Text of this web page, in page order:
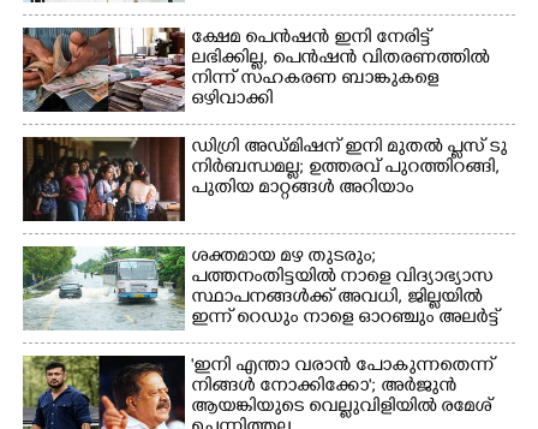
ക്ഷേമ പെൻഷൻ ഇനി നേരിട്ട്
ലഭിക്കില്ല,​ പെൻഷൻ വിതരണത്തിൽ
നിന്ന് സഹകരണ ബാങ്കുകളെ
ഒഴിവാക്കി
ഡിഗ്രി അഡ്മിഷന് ഇനി മുതൽ പ്ലസ് ടു
നിർബന്ധമല്ല; ഉത്തരവ് പുറത്തിറങ്ങി,
പുതിയ മാറ്റങ്ങൾ അറിയാം
ശക്തമായ മഴ തുടരും;
പത്തനംതിട്ടയിൽ നാളെ വിദ്യാഭ്യാസ
സ്ഥാപനങ്ങൾക്ക് അവധി,​ ജില്ലയിൽ
ഇന്ന് റെ‌ഡും നാളെ ഓറഞ്ചും അലർട്ട്
'ഇനി എന്താ വരാൻ പോകുന്നതെന്ന്
നിങ്ങൾ നോക്കിക്കോ'; അർജുൻ
ആയങ്കിയുടെ വെല്ലുവിളിയിൽ രമേശ്